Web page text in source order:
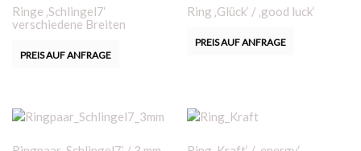
Ringe ‚Schlingel7‘
verschiedene Breiten
PREIS AUF ANFRAGE
Ring ‚Glück‘ / ‚good luck‘
PREIS AUF ANFRAGE